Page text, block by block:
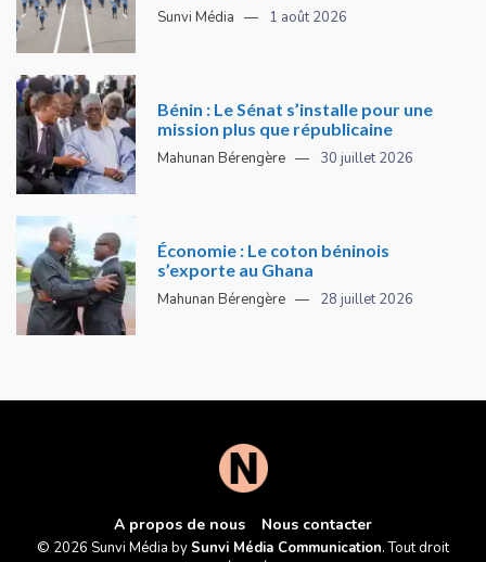
Sunvi Média 1 août 2026
Bénin : Le Sénat s’installe pour une
mission plus que républicaine
Mahunan Bérengère 30 juillet 2026
Économie : Le coton béninois
s’exporte au Ghana
Mahunan Bérengère 28 juillet 2026
A propos de nous Nous contacter
© 2026 Sunvi Média by Sunvi Média Communication. Tout droit